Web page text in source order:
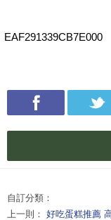
EAF291339CB7E000
自訂分類：
上一則： 好吃蛋糕推薦